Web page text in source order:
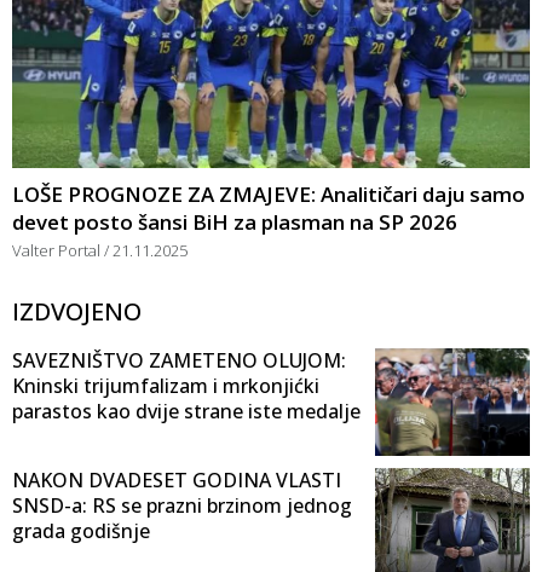
LOŠE PROGNOZE ZA ZMAJEVE: Analitičari daju samo
devet posto šansi BiH za plasman na SP 2026
Valter Portal 21.11.2025
IZDVOJENO
SAVEZNIŠTVO ZAMETENO OLUJOM:
Kninski trijumfalizam i mrkonjićki
parastos kao dvije strane iste medalje
NAKON DVADESET GODINA VLASTI
SNSD-a: RS se prazni brzinom jednog
grada godišnje